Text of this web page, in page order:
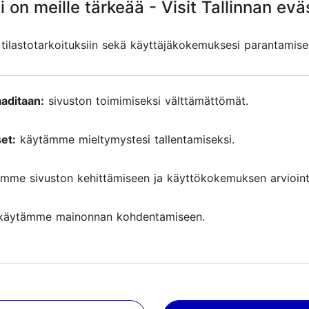
kaikille merellä surmansa saaneille, jotka lepäävät
2007.
kaikkien 852 matkustaja-autolautta Estonialla
arviot
TripAdvisorissa
on meille tärkeää - Visit Tallinnan
sekä käyttäjäkokemuksesi
sivuston toimimiseksi välttämättömät.
käytämme mieltymystesi tallentamiseksi.
sivuston kehittämiseen ja käyttökokemuksen
mainonnan kohdentamiseen.
on meille tärkeää - Visit Tallinnan
sekä käyttäjäkokemuksesi
sivuston toimimiseksi välttämättömät.
käytämme mieltymystesi tallentamiseksi.
sivuston kehittämiseen ja käyttökokemuksen
mainonnan kohdentamiseen.